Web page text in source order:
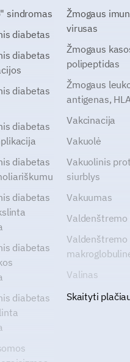
sindromas
diabetas
diabetas
diabetas
diabetas
diabetas
diabetas
diabetas
diabetas
Žmogaus
virusas
Žmogaus
polipeptidas
Žmogaus
antigenas,
Vakcinacija
Vakuolė
Vakuolinis
siurblys
Vakuumas
Valdenštremo
Valdenštremo
Valinas
Skaityti